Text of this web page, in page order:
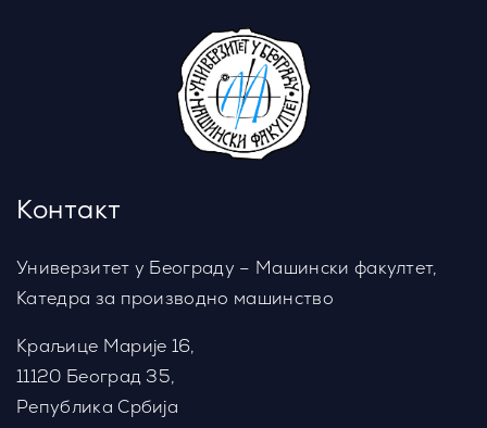
Контакт
Универзитет у Београду – Машински факултет,
Катедра за производно машинство
Краљице Марије 16,
11120 Београд 35,
Република Србија